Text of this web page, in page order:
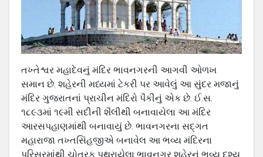
તખ્તેશ્વર મહાદેવનું મંદિર ભાવનગરની આગવી ઓળખ
સમાન છે. શહેરની મધ્યમાં ટેકરી પર આવેલું આ સુંદર મજાનું
મંદિર ગુજરાતનાં પ્રાચીન મંદિરો પૈકીનું એક છે. ઈ.સ.
૧૮૯૩માં ૧૯મી સદીની શૈલીથી બનાવાયેલા આ મંદિર
આરસપહાણમાંથી બનાવાયું છે. ભાવનગરના સદ્ગત
મહારાજા તખ્તસિંહજીએ બનાવેલ આ ભવ્ય મંદિરના
પરિસરમાંથી ચોતરફ પથરાયેલા ભાવનગર શહેરનું ભવ્ય દૃશ્ય